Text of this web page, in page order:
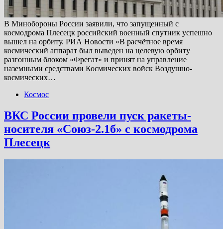
В Минобороны России заявили, что запущенный с
космодрома Плесецк российский военный спутник успешно
вышел на орбиту. РИА Новости «В расчётное время
космический аппарат был выведен на целевую орбиту
разгонным блоком «Фрегат» и принят на управление
наземными средствами Космических войск Воздушно-
космических…
Космос
ВКС России провели пуск ракеты-
носителя «Союз-2.1б» с космодрома
Плесецк